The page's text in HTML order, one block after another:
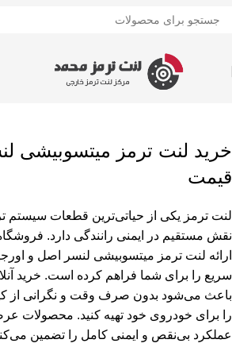
خرید لنت ترمز میتسوبیشی
قیمت
لنت ترمز یکی از حیاتی‌ترین قطعات سیستم
نقش مستقیم در ایمنی رانندگی دارد.
ارائه لنت ترمز میتسوبیشی لنسر اصل و
سریع را برای شما فراهم کرده است. خرید
باعث می‌شود بدون صرف وقت و نگرانی از
را برای خودروی خود تهیه کنید. محصولات
عملکرد بی‌نقص و ایمنی کامل را تضمین